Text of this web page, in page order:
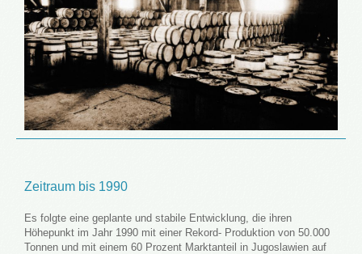
Zeitraum bis 1990
Es folgte eine geplante und stabile Entwicklung, die ihren
Höhepunkt im Jahr 1990 mit einer Rekord- Produktion von 50.000
Tonnen und mit einem 60 Prozent Marktanteil in Jugoslawien auf